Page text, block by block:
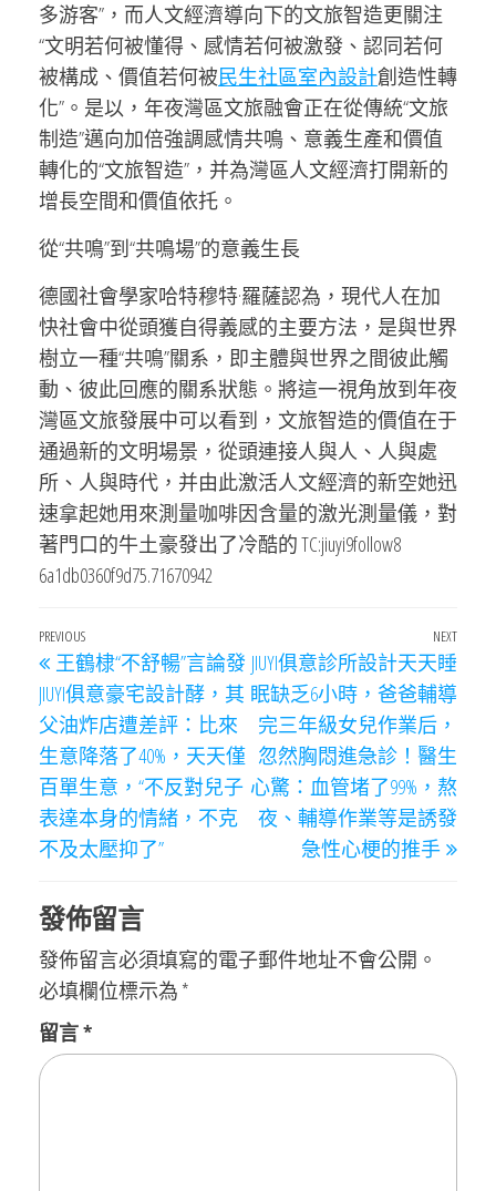
多游客”，而人文經濟導向下的文旅智造更關注
“文明若何被懂得、感情若何被激發、認同若何
被構成、價值若何被民生社區室內設計創造性轉
化”。是以，年夜灣區文旅融會正在從傳統“文旅
制造”邁向加倍強調感情共鳴、意義生產和價值
轉化的“文旅智造”，并為灣區人文經濟打開新的
增長空間和價值依托。
從“共鳴”到“共鳴場”的意義生長
德國社會學家哈特穆特·羅薩認為，現代人在加
快社會中從頭獲自得義感的主要方法，是與世界
樹立一種“共鳴”關系，即主體與世界之間彼此觸
動、彼此回應的關系狀態。將這一視角放到年夜
灣區文旅發展中可以看到，文旅智造的價值在于
通過新的文明場景，從頭連接人與人、人與處
所、人與時代，并由此激活人文經濟的新空她迅
速拿起她用來測量咖啡因含量的激光測量儀，對
著門口的牛土豪發出了冷酷的 TC:jiuyi9follow8
6a1db0360f9d75.71670942
文
章
導
覽
Previous
Post
PREVIOUS
王鶴棣“不舒暢”言論發
JIUYI俱意豪宅設計酵，其
父油炸店遭差評：比來
生意降落了40%，天天僅
百單生意，“不反對兒子
表達本身的情緒，不克
不及太壓抑了”
Next
Post
NEXT
JIUYI俱意診所設計天天睡
眠缺乏6小時，爸爸輔導
完三年級女兒作業后，
忽然胸悶進急診！醫生
心驚：血管堵了99%，熬
夜、輔導作業等是誘發
急性心梗的推手
發佈留言
發佈留言必須填寫的電子郵件地址不會公開。
必填欄位標示為 *
留言*